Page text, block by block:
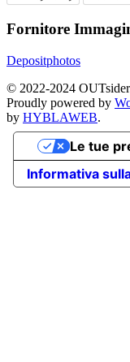
Fornitore
Depositphotos
© 2022-2024
Proudly powered by
by HYBLAWEB.
Informativa
Le tue